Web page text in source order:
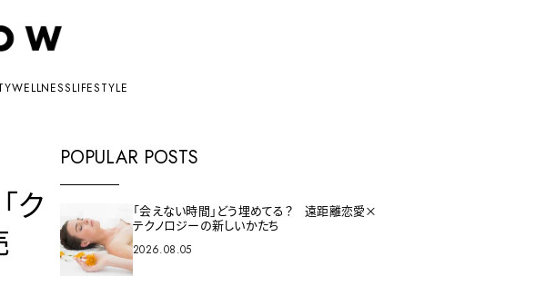
WELLNESSLIFESTYLE
ク
POPULAR POSTS
「会えない時間」どう埋めてる？ 遠距離恋愛×
テクノロジーの新しいかたち
2026.08.05